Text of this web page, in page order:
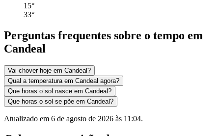
15°
33°
Perguntas frequentes sobre o tempo em
Candeal
Vai chover hoje em Candeal?
Qual a temperatura em Candeal agora?
Que horas o sol nasce em Candeal?
Que horas o sol se põe em Candeal?
Atualizado em 6 de agosto de 2026 às 11:04.